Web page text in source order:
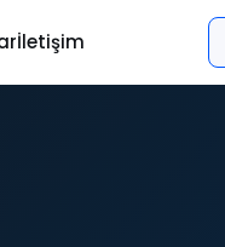
İletişim